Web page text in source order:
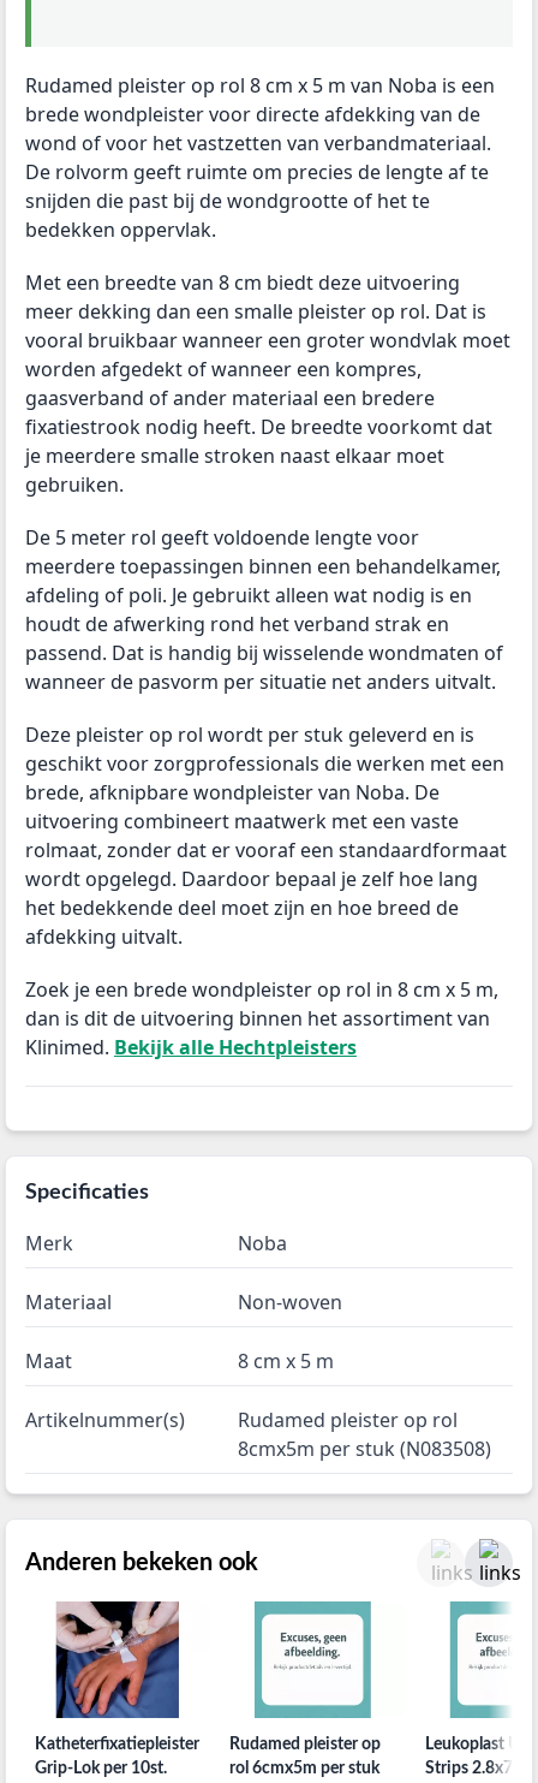
Rudamed pleister op rol 8 cm x 5 m van Noba is een
brede wondpleister voor directe afdekking van de
wond of voor het vastzetten van verbandmateriaal.
De rolvorm geeft ruimte om precies de lengte af te
snijden die past bij de wondgrootte of het te
bedekken oppervlak.
Met een breedte van 8 cm biedt deze uitvoering
meer dekking dan een smalle pleister op rol. Dat is
vooral bruikbaar wanneer een groter wondvlak moet
worden afgedekt of wanneer een kompres,
gaasverband of ander materiaal een bredere
fixatiestrook nodig heeft. De breedte voorkomt dat
je meerdere smalle stroken naast elkaar moet
gebruiken.
De 5 meter rol geeft voldoende lengte voor
meerdere toepassingen binnen een behandelkamer,
afdeling of poli. Je gebruikt alleen wat nodig is en
houdt de afwerking rond het verband strak en
passend. Dat is handig bij wisselende wondmaten of
wanneer de pasvorm per situatie net anders uitvalt.
Deze pleister op rol wordt per stuk geleverd en is
geschikt voor zorgprofessionals die werken met een
brede, afknipbare wondpleister van Noba. De
uitvoering combineert maatwerk met een vaste
rolmaat, zonder dat er vooraf een standaardformaat
wordt opgelegd. Daardoor bepaal je zelf hoe lang
het bedekkende deel moet zijn en hoe breed de
afdekking uitvalt.
Zoek je een brede wondpleister op rol in 8 cm x 5 m,
dan is dit de uitvoering binnen het assortiment van
Klinimed. Bekijk alle Hechtpleisters
Specificaties
Merk Noba
Materiaal Non-woven
Maat 8 cm x 5 m
Artikelnummer(s)
Rudamed pleister op rol
8cmx5m per stuk (N083508)
Anderen bekeken ook
Katheterfixatiepleister
Grip-Lok per 10st.
Rudamed pleister op
rol 6cmx5m per stuk
Leukoplast
Strips 2.8x7.2cm